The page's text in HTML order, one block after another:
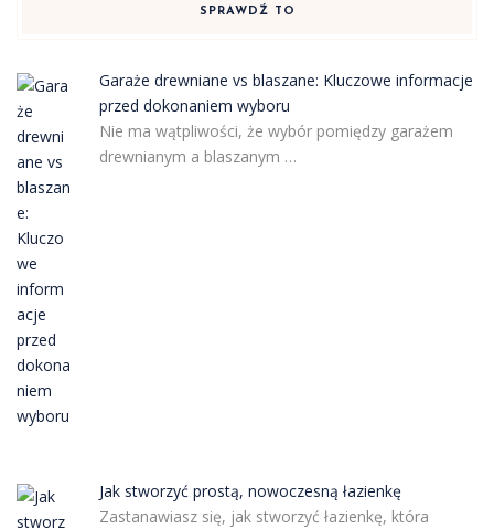
SPRAWDŹ TO
Garaże drewniane vs blaszane: Kluczowe informacje
przed dokonaniem wyboru
Nie ma wątpliwości, że wybór pomiędzy garażem
drewnianym a blaszanym …
Jak stworzyć prostą, nowoczesną łazienkę
Zastanawiasz się, jak stworzyć łazienkę, która